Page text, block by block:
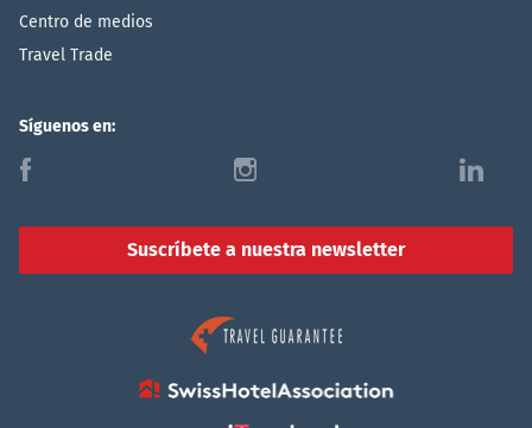
Centro de medios
Travel Trade
Síguenos en:
f i l
Suscríbete a nuestra newsletter